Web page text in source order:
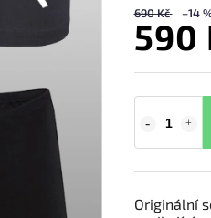
690 Kč –14
590
Originální